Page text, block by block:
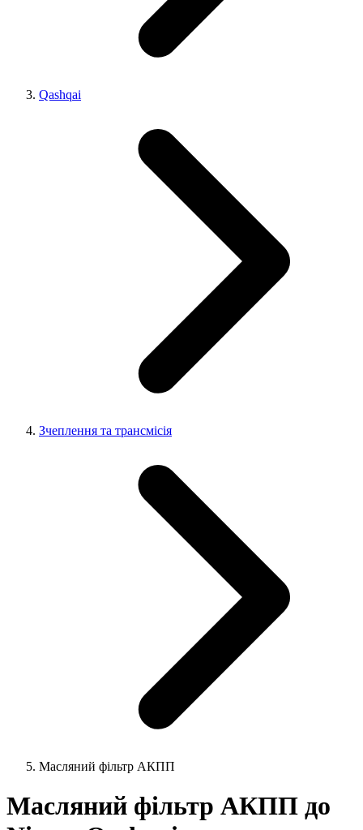
Qashqai
Зчеплення та трансмісія
Масляний фільтр АКПП
Масляний фільтр АКПП до